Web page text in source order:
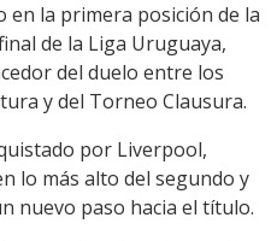
en la primera posición de la
de la Liga Uruguaya,
del duelo entre los
y del Torneo Clausura.
por Liverpool,
lo más alto del segundo y
nuevo paso hacia el título.